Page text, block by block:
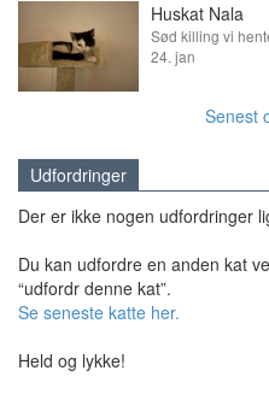
Huskat Nala
24. jan
Senest
Udfordringer
Der er ikke nogen udfordringer
Du kan udfordre en anden kat
“udfordr denne kat”.
Se seneste katte her.
Held og lykke!